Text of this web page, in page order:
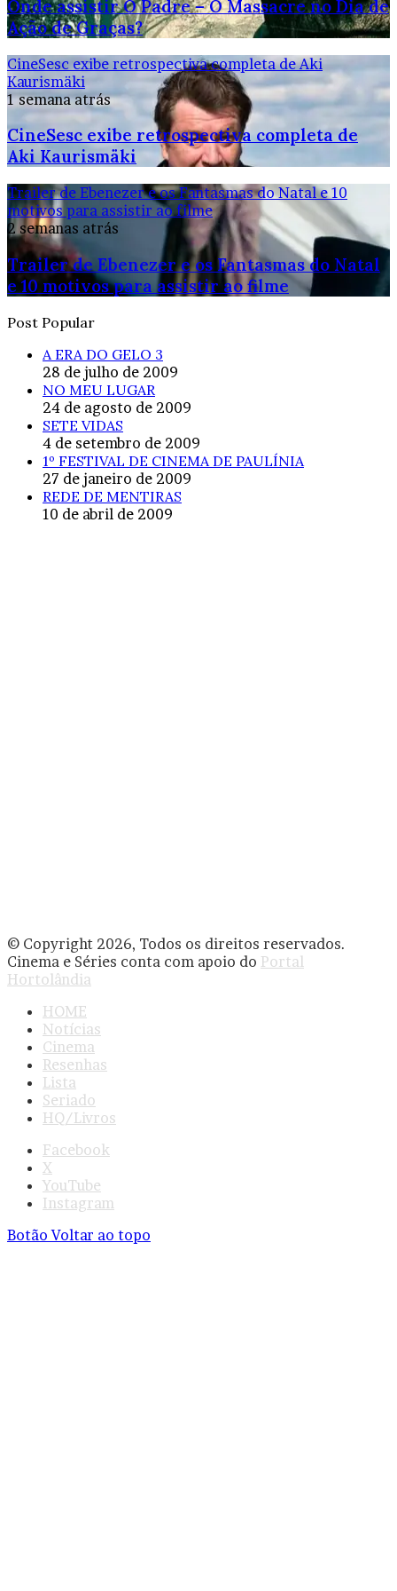
Onde assistir O Padre – O Massacre no Dia de
Ação de Graças?
CineSesc exibe retrospectiva completa de Aki
Kaurismäki
1 semana atrás
CineSesc exibe retrospectiva completa de
Aki Kaurismäki
Trailer de Ebenezer e os Fantasmas do Natal e 10
motivos para assistir ao filme
2 semanas atrás
Trailer de Ebenezer e os Fantasmas do Natal
e 10 motivos para assistir ao filme
Post Popular
A ERA DO GELO 3
28 de julho de 2009
NO MEU LUGAR
24 de agosto de 2009
SETE VIDAS
4 de setembro de 2009
1º FESTIVAL DE CINEMA DE PAULÍNIA
27 de janeiro de 2009
REDE DE MENTIRAS
10 de abril de 2009
© Copyright 2026, Todos os direitos reservados.
Cinema e Séries conta com apoio do Portal
Hortolândia
HOME
Notícias
Cinema
Resenhas
Lista
Seriado
HQ/Livros
Facebook
X
YouTube
Instagram
Botão Voltar ao topo